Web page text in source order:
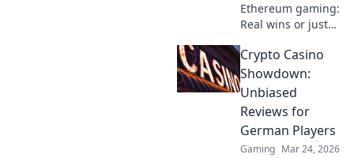
Ethereum gaming:
Real wins or just
potential & see if
it's worth your
time. Click to find
out!
Crypto Casino
Showdown:
Unbiased
Reviews for
German Players
Gaming Mar 24, 2026